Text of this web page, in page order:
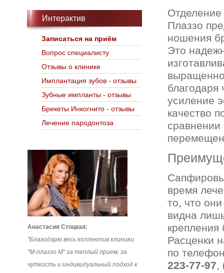
Отделение
Плаззо
ношения
Это
усиление
качество
сравнении
время
то, что
видна
крепления
Расценки
по
223-77-97,
Интерактив
Записаться на приём
Вопрос специалисту
Отзывы о клинике
Имплантация зубов - отзывы
Зубные импланты - отзывы
Брекеты Инкогнито - отзывы
Лечение пародонтоза
Анастасия Стоцкая:
"Благодарю весь коллектив клиники
"М-плаззо М" за теплый прием, за
чуткость и индивидуальный подход к